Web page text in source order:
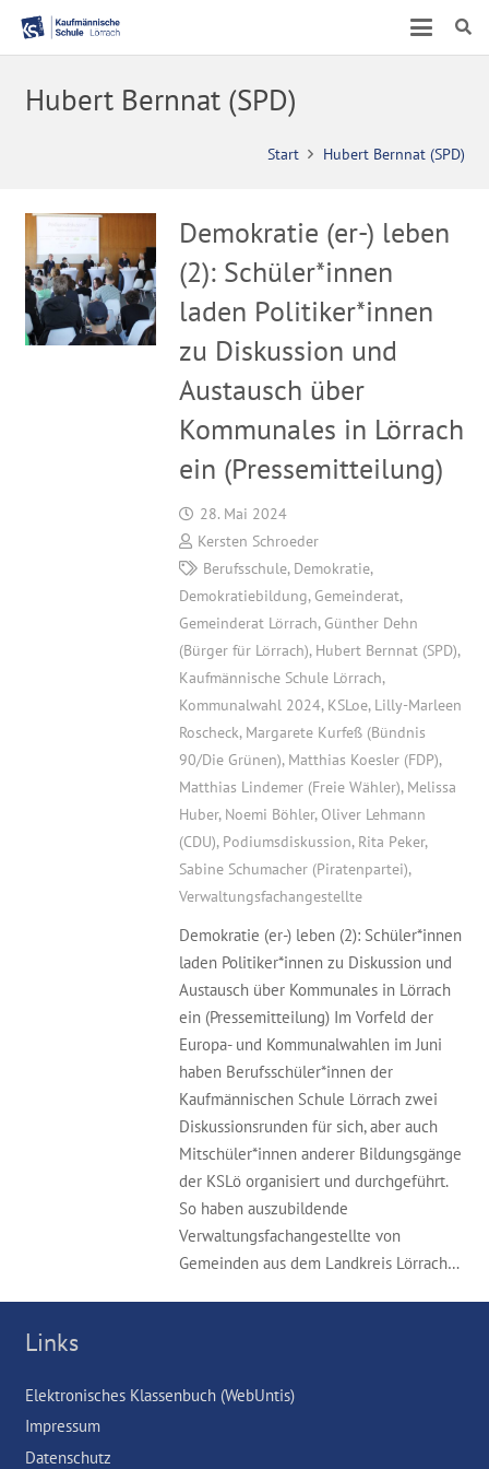
Hubert Bernnat (SPD)
Start Hubert Bernnat (SPD)
Demokratie (er-) leben
(2): Schüler*innen
laden Politiker*innen
zu Diskussion und
Austausch über
Kommunales in Lörrach
ein (Pressemitteilung)
28. Mai 2024
Kersten Schroeder
Berufsschule, Demokratie,
Demokratiebildung, Gemeinderat,
Gemeinderat Lörrach, Günther Dehn
(Bürger für Lörrach), Hubert Bernnat (SPD),
Kaufmännische Schule Lörrach,
Kommunalwahl 2024, KSLoe, Lilly-Marleen
Roscheck, Margarete Kurfeß (Bündnis
90/Die Grünen), Matthias Koesler (FDP),
Matthias Lindemer (Freie Wähler), Melissa
Huber, Noemi Böhler, Oliver Lehmann
(CDU), Podiumsdiskussion, Rita Peker,
Sabine Schumacher (Piratenpartei),
Verwaltungsfachangestellte
Demokratie (er-) leben (2): Schüler*innen
laden Politiker*innen zu Diskussion und
Austausch über Kommunales in Lörrach
ein (Pressemitteilung) Im Vorfeld der
Europa- und Kommunalwahlen im Juni
haben Berufsschüler*innen der
Kaufmännischen Schule Lörrach zwei
Diskussionsrunden für sich, aber auch
Mitschüler*innen anderer Bildungsgänge
der KSLö organisiert und durchgeführt.
So haben auszubildende
Verwaltungsfachangestellte von
Gemeinden aus dem Landkreis Lörrach…
Links
Elektronisches Klassenbuch (WebUntis)
Impressum
Datenschutz